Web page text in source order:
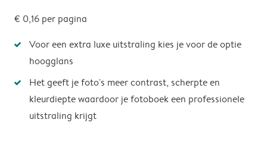
€ 0,16 per pagina
Voor een extra luxe uitstraling kies je voor de optie
hoogglans
Het geeft je foto's meer contrast, scherpte en
kleurdiepte waardoor je fotoboek een professionele
uitstraling krijgt